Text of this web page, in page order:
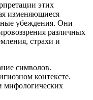
этих
изменяющиеся
убеждения. Они
различных
страхи и
символов.
контексте.
мифологических